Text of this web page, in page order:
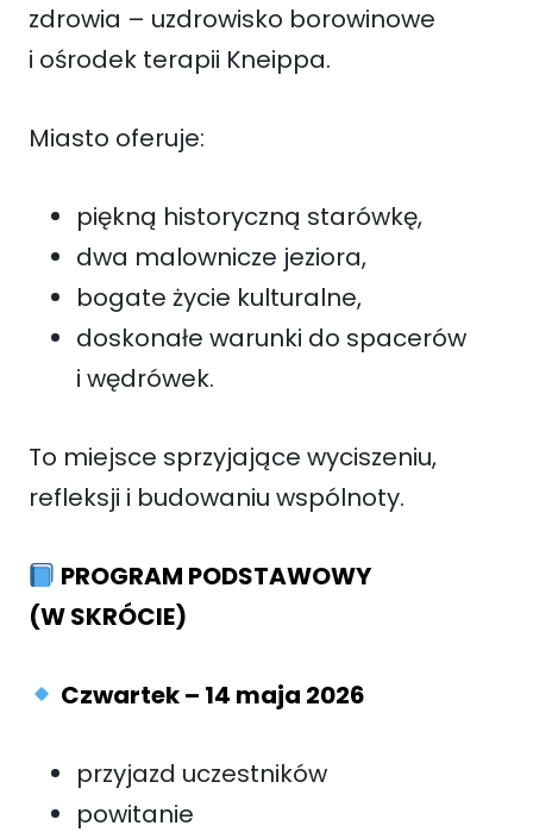
zdrowia – uzdrowisko borowinowe
i ośrodek terapii Kneippa.
Miasto oferuje:
piękną historyczną starówkę,
dwa malownicze jeziora,
bogate życie kulturalne,
doskonałe warunki do spacerów
i wędrówek.
To miejsce sprzyjające wyciszeniu,
refleksji i budowaniu wspólnoty.
PROGRAM PODSTAWOWY
(W SKRÓCIE)
Czwartek – 14 maja 2026
przyjazd uczestników
powitanie